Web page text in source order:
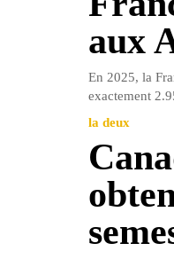
aux
En 2025, la
exactement
la deux